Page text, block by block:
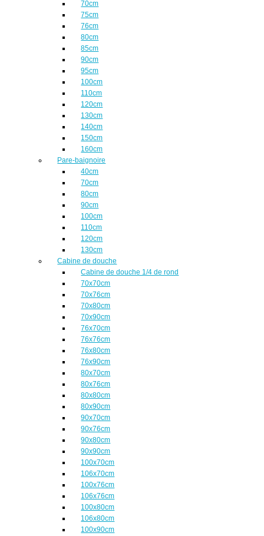
70cm
75cm
76cm
80cm
85cm
90cm
95cm
100cm
110cm
120cm
130cm
140cm
150cm
160cm
Pare-baignoire
40cm
70cm
80cm
90cm
100cm
110cm
120cm
130cm
Cabine de douche
Cabine de douche 1/4 de rond
70x70cm
70x76cm
70x80cm
70x90cm
76x70cm
76x76cm
76x80cm
76x90cm
80x70cm
80x76cm
80x80cm
80x90cm
90x70cm
90x76cm
90x80cm
90x90cm
100x70cm
106x70cm
100x76cm
106x76cm
100x80cm
106x80cm
100x90cm